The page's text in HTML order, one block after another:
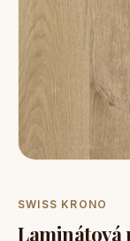
SWISS KRONO
Laminátová